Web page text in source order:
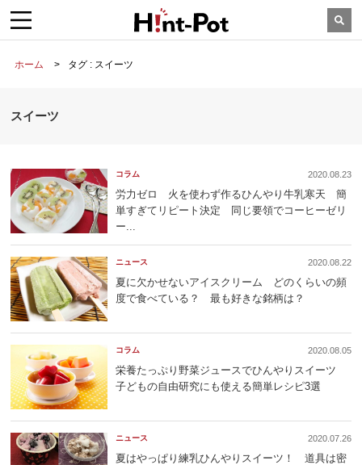
ホーム タグ : スイーツ
スイーツ
コラム 2020.08.23
労力ゼロ 火を使わず作るひんやり牛乳寒天 簡
単すぎてリピート決定 同じ要領でコーヒーゼリ
ー...
ニュース 2020.08.22
夏に欠かせないアイスクリーム どのくらいの頻
度で食べている？ 最も好きな銘柄は？
コラム 2020.08.05
栄養たっぷり野菜ジュースでひんやりスイーツ
子どもの自由研究にも使える簡単レシピ3選
ニュース 2020.07.26
夏はやっぱり練乳ひんやりスイーツ！ 道具は密